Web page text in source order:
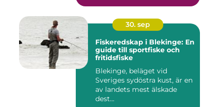
30. sep
Fiskeredskap i Blekinge: En
guide till sportfiske och
fritidsfiske
Blekinge, beläget vid
Sveriges sydöstra kust, är en
av landets mest älskade
dest...